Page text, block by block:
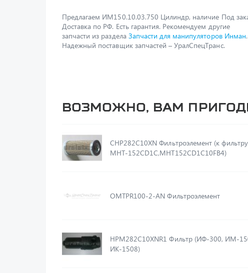
Предлагаем ИМ150.10.03.750 Цилиндр, наличие Под
Доставка по РФ. Есть гарантия. Рекомендуем другие
запчасти из раздела Запчасти для манипуляторов Инман.
Надежный поставщик запчастей – УралСпецТранс.
Возможно, вам
CHP282C10XN Фильтроэлемент (к фильтру
MHT-152CD1C,MHT152CD1C10FB4)
OMTPR100-2-AN Фильтроэлемент
HPM282C10XNR1 Фильтр (ИФ-300, ИМ-150,
ИК-1508)